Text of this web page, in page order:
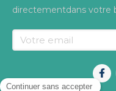
directementdans votre
Votre email